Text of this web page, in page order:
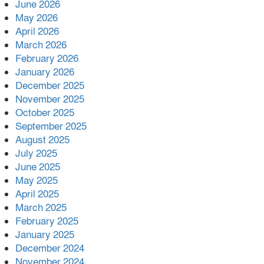
ভোলা সদর হাসপাতালের চিকিৎসক
হঠাৎ সদর হাসপাতালে এমপি
পার্থ,রোগীদের পাশে দাঁড়িয়ে শুনলেন
সেবার বাস্তব চিত্র
খাল পুনঃখননে সাশ্রয়,সরকারি কোষাগারে
ফিরল ২ কোটি ২০ লাখ টাকা।সততার
অনন্য দৃষ্টান্ত স্থাপন করলেন ইউএনও
মিস্ত্রী।
৩০ জুলাই একযোগে এসএসসির ফল
প্রকাশ।
June 2026
May 2026
April 2026
March 2026
February 2026
January 2026
December 2025
November 2025
October 2025
September 2025
August 2025
July 2025
June 2025
May 2025
April 2025
March 2025
February 2025
January 2025
December 2024